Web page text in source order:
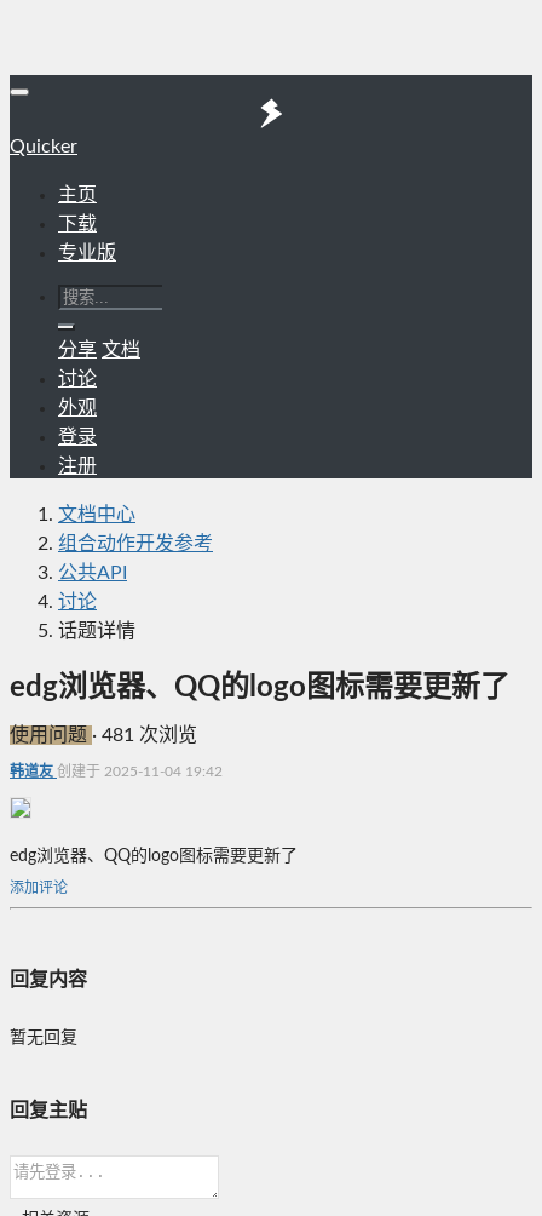
Quicker
主页
下载
专业版
分享 文档
讨论
外观
登录
注册
文档中心
组合动作开发参考
公共API
讨论
话题详情
edg浏览器、QQ的logo图标需要更新了
使用问题 · 481 次浏览
韩道友 创建于 2025-11-04 19:42
edg浏览器、QQ的logo图标需要更新了
添加评论
回复内容
暂无回复
回复主贴